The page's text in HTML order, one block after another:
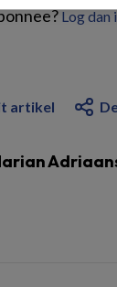
Log dan
artikel